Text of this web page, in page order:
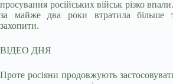
просування російських військ різко
за майже два роки втратила більше
захопити.
ВІДЕО ДНЯ
Проте росіяни продовжують